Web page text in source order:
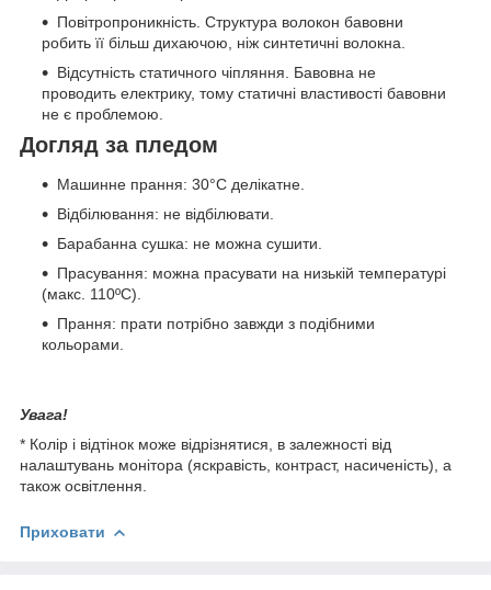
Повітропроникність. Структура волокон бавовни
робить її більш дихаючою, ніж синтетичні волокна.
Відсутність статичного чіпляння. Бавовна не
проводить електрику, тому статичні властивості бавовни
не є проблемою.
Догляд за пледом
Машинне прання: 30°C делікатне.
Відбілювання: не відбілювати.
Барабанна сушка: не можна сушити.
Прасування: можна прасувати на низькій температурі
(макс. 110ºC).
Прання: прати потрібно завжди з подібними
кольорами.
Увага!
* Колір і відтінок може відрізнятися, в залежності від
налаштувань монітора (яскравість, контраст, насиченість), а
також освітлення.
Приховати